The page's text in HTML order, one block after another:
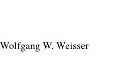
Wolfgang W. Weisser